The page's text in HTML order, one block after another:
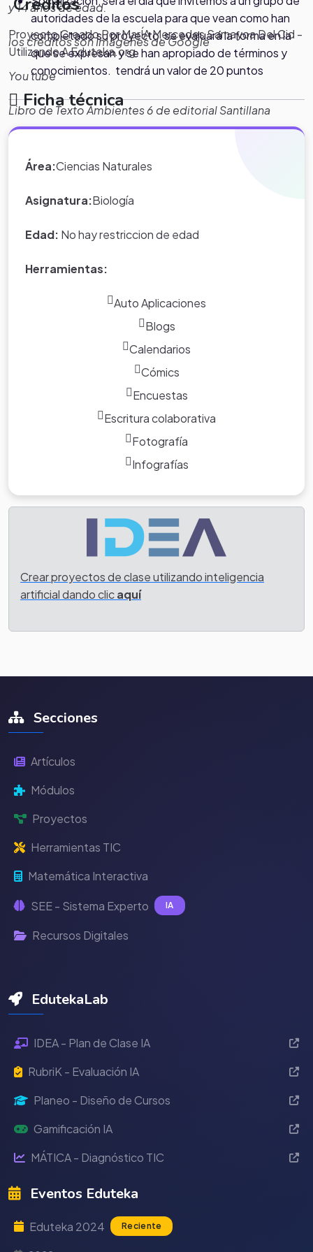
autoridades de la escuela para que vean como han
completado su proyecto, se evaluará la forma en la
que se expresan y se han apropiado de términos y
conocimientos. tendrá un valor de 20 puntos
y 14 años de edad.
los créditos son Imágenes de Google
You tube
Libro de Texto Ambientes 6 de editorial Santillana
Creditos
Proyecto Creado Por MarÍA Mercedes Samayoa Del Cid -
Utilizando A Eduteka.org
aparece en los Proyectos de Clase
Eduteka es creada por los usuarios
Ficha técnica
Área:Ciencias Naturales
Asignatura:Biología
Edad: No hay restriccion de edad
Herramientas:
Auto Aplicaciones
Blogs
Calendarios
Cómics
Encuestas
Escritura colaborativa
Fotografía
Infografías
Crear proyectos de clase utilizando inteligencia
artificial dando clicaquí
Secciones
Artículos
Módulos
Proyectos
Herramientas TIC
Matemática Interactiva
SEE - Sistema Experto IA
Recursos Digitales
EdutekaLab
IDEA - Plan de Clase IA
RubriK - Evaluación IA
Planeo - Diseño de Cursos
Gamificación IA
MÁTICA - Diagnóstico TIC
Eventos Eduteka
Eduteka 2024 Reciente